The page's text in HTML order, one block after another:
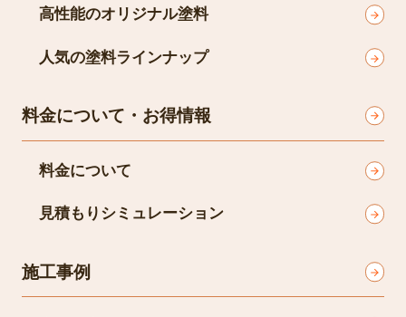
高性能のオリジナル塗料
人気の塗料ラインナップ
料金について・お得情報
料金について
見積もりシミュレーション
施工事例